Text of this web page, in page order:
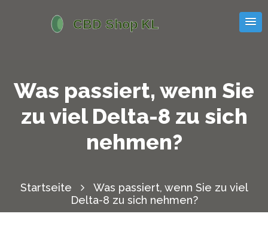
Was passiert, wenn Sie
zu viel Delta-8 zu sich
nehmen?
Startseite
Was passiert, wenn Sie zu viel
Delta-8 zu sich nehmen?